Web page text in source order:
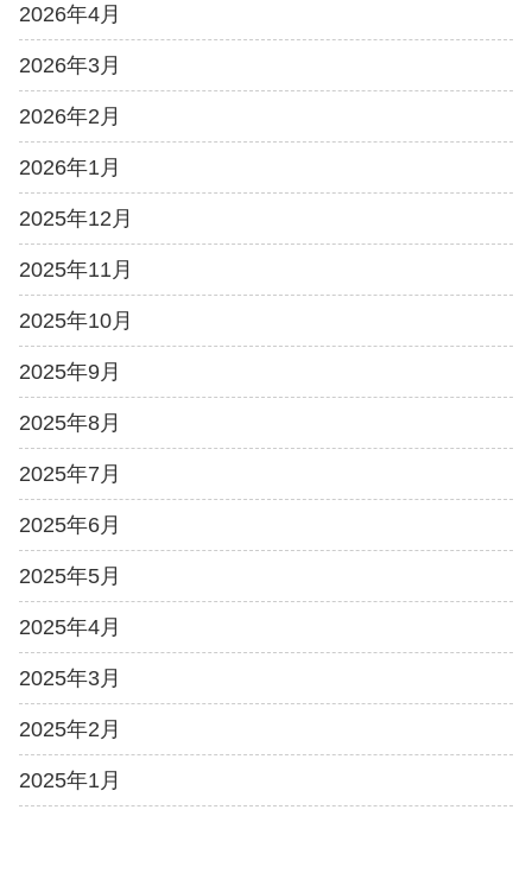
2026年4月
2026年3月
2026年2月
2026年1月
2025年12月
2025年11月
2025年10月
2025年9月
2025年8月
2025年7月
2025年6月
2025年5月
2025年4月
2025年3月
2025年2月
2025年1月